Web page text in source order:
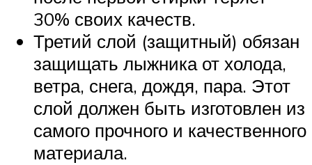
30% своих качеств.
Третий слой (защитный) обязан
защищать лыжника от холода,
ветра, снега, дождя, пара. Этот
слой должен быть изготовлен из
самого прочного и качественного
материала.